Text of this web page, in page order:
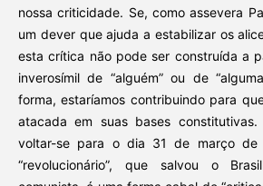
nossa criticidade. Se, como assevera
um dever que ajuda a estabilizar os
esta crítica não pode ser construída a
inverosímil de “alguém” ou de
forma, estaríamos contribuindo para
atacada em suas bases
voltar-se para o dia 31 de março
“revolucionário”, que salvou o